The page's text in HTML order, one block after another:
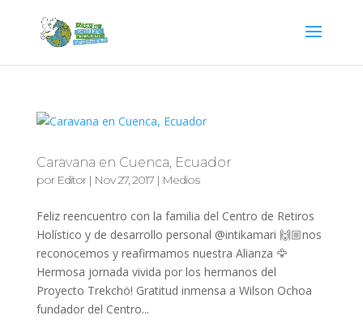
Caravana en Cuenca, Ecuador
por Editor| Nov 27, 2017| Medios
Feliz reencuentro con la familia del Centro de Retiros
Holístico y de desarrollo personal @intikamari 🙌🏼nos
reconocemos y reafirmamos nuestra Alianza 🦅
Hermosa jornada vivida por los hermanos del
Proyecto Trekchö! Gratitud inmensa a Wilson Ochoa
fundador del Centro...